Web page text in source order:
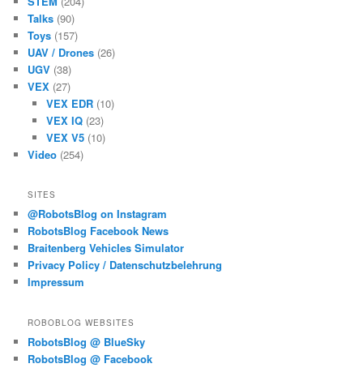
Talks (90)
Toys (157)
UAV / Drones (26)
UGV (38)
VEX (27)
VEX EDR(10)
VEX IQ(23)
VEX V5(10)
Video (254)
SITES
@RobotsBlog on Instagram
RobotsBlog Facebook News
Braitenberg Vehicles Simulator
Privacy Policy / Datenschutzbelehrung
Impressum
ROBOBLOG WEBSITES
RobotsBlog @ BlueSky
RobotsBlog @ Facebook